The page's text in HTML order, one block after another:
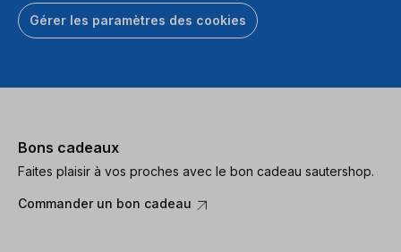
Gérer les paramètres des cookies
Bons cadeaux
Faites plaisir à vos proches avec le bon cadeau sautershop.
Commander un bon cadeau